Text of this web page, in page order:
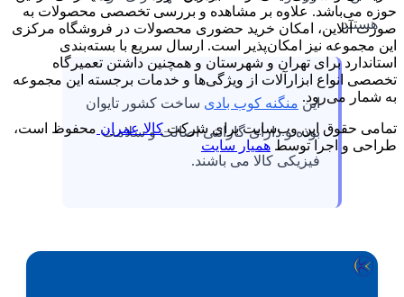
هستند.
این منگنه کوب بادی ساخت کشور تایوان
بوده و دارای گارانتی اصالت و سلامت
فیزیکی کالا می باشند.
حوزه می‌باشد. علاوه بر مشاهده و بررسی تخصصی محصولات به
صورت آنلاین، امکان خرید حضوری محصولات در فروشگاه مرکزی
این مجموعه نیز امکان‌پذیر است. ارسال سریع با بسته‌بندی
استاندارد برای تهران و شهرستان و همچنین داشتن تعمیرگاه
تخصصی انواع ابزارآلات از ویژگی‌ها و خدمات برجسته این مجموعه
به شمار می‌رود.
تمامی حقوق این وب‌سایت برای شرکتکالا عمران محفوظ است،
طراحی و اجرا توسط همیار سایت